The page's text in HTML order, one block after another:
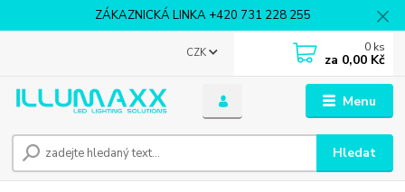
ZÁKAZNICKÁ LINKA +420 731 228 255
Menu
CZK
Hledat
0 ks
za 0,00 Kč